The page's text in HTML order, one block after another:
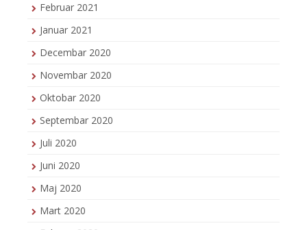
Februar 2021
Januar 2021
Decembar 2020
Novembar 2020
Oktobar 2020
Septembar 2020
Juli 2020
Juni 2020
Maj 2020
Mart 2020